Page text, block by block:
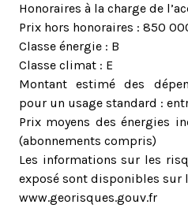
Honoraires à la charge de
Prix hors honoraires : 850
Classe énergie : B
Classe climat : E
Montant estimé des
pour un usage standard :
Prix moyens des énergies
(abonnements compris)
Les informations sur les
exposé sont disponibles sur
www.georisques.gouv.fr